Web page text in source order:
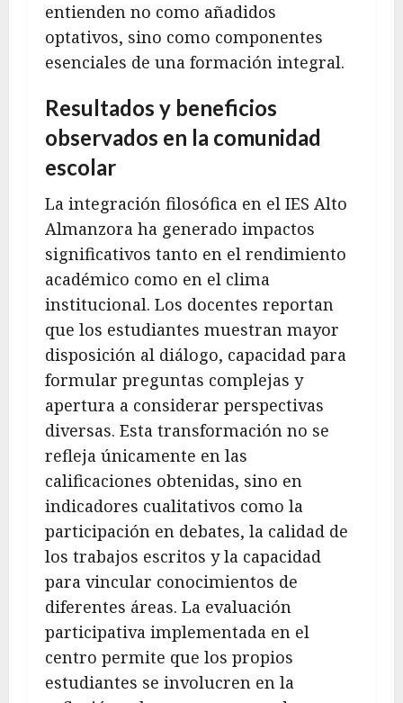
entienden no como añadidos
optativos, sino como componentes
esenciales de una formación integral.
Resultados y beneficios
observados en la comunidad
escolar
La integración filosófica en el IES Alto
Almanzora ha generado impactos
significativos tanto en el rendimiento
académico como en el clima
institucional. Los docentes reportan
que los estudiantes muestran mayor
disposición al diálogo, capacidad para
formular preguntas complejas y
apertura a considerar perspectivas
diversas. Esta transformación no se
refleja únicamente en las
calificaciones obtenidas, sino en
indicadores cualitativos como la
participación en debates, la calidad de
los trabajos escritos y la capacidad
para vincular conocimientos de
diferentes áreas. La evaluación
participativa implementada en el
centro permite que los propios
estudiantes se involucren en la